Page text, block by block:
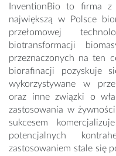
InventionBio to firma z
największą w Polsce
przełomowej
biotransformacji
przeznaczonych na ten
biorafinacji pozyskuje
wykorzystywane w
oraz inne związki o
zastosowania w
sukcesem
potencjalnych
zastosowaniem stale się